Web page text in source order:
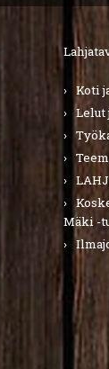
Koti
Mäki -